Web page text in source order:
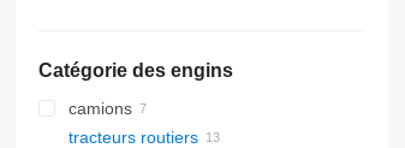
Catégorie des engins
camions
tracteurs routiers